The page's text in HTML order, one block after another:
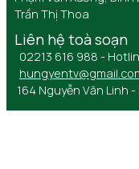
Trần Thị Thoa
Liên hệ toà soạn
02213 616 988 -
164 Nguyễn Văn Linh -